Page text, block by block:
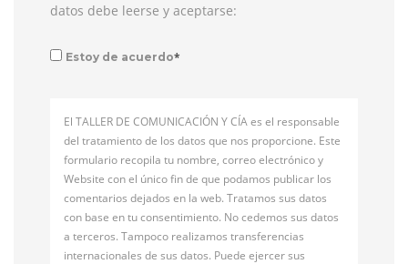
datos debe leerse y aceptarse:
Estoy de acuerdo*
El TALLER DE COMUNICACIÓN Y CÍA es el responsable
del tratamiento de los datos que nos proporcione. Este
formulario recopila tu nombre, correo electrónico y
Website con el único fin de que podamos publicar los
comentarios dejados en la web. Tratamos sus datos
con base en tu consentimiento. No cedemos sus datos
a terceros. Tampoco realizamos transferencias
internacionales de sus datos. Puede ejercer sus